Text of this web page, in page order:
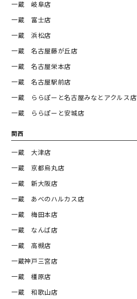
一蔵 岐阜店
一蔵 富士店
一蔵 浜松店
一蔵 名古屋藤が丘店
一蔵 名古屋栄本店
一蔵 名古屋駅前店
一蔵 ららぽーと名古屋みなとアクルス店
一蔵 ららぽーと安城店
関西
一蔵 大津店
一蔵 京都烏丸店
一蔵 新大阪店
一蔵 あべのハルカス店
一蔵 梅田本店
一蔵 なんば店
一蔵 高槻店
一蔵神戸三宮店
一蔵 橿原店
一蔵 和歌山店